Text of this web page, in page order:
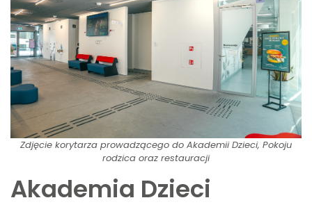
Zdjęcie korytarza prowadzącego do Akademii Dzieci, Pokoju
rodzica oraz restauracji
Akademia Dzieci